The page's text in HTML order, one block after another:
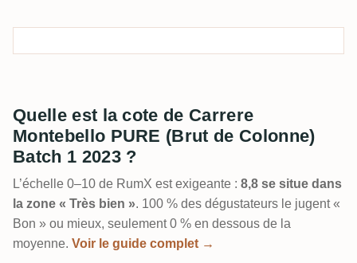
Quelle est la cote de Carrere
Montebello PURE (Brut de Colonne)
Batch 1 2023 ?
L’échelle 0–10 de RumX est exigeante : 8,8 se situe dans
la zone « Très bien ». 100 % des dégustateurs le jugent «
Bon » ou mieux, seulement 0 % en dessous de la
moyenne. Voir le guide complet →